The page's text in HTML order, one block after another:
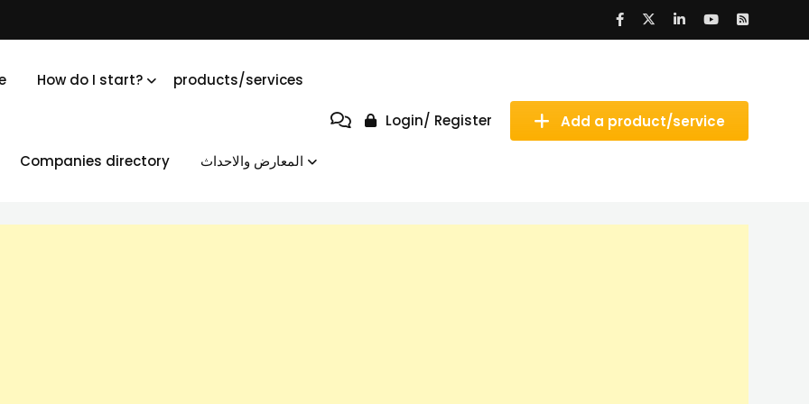
Add a product/service
Login/ Register
How do I start? products/services
Companies directory المعارض والاحداث